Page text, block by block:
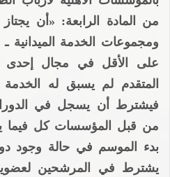
من المادة الرابعة: «أن
ومجموعات الخدمة الميدانية ـ
على الأقل في مجال إحدى
المتقدم لم يسبق له الخدمة
فيشترط أن يسجل في
من قبل المؤسسات كل فيما
بدء الموسم في حالة وجود
يشترط في المرشحين